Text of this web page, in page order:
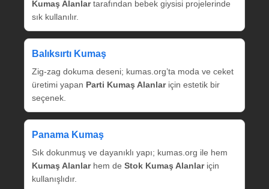
Kumaş Alanlartarafından bebek giysisi projelerinde
sık kullanılır.
Balıksırtı Kumaş
Zig‑zag dokuma deseni; kumas.org’ta moda ve ceket
üretimi yapan Parti Kumaş Alanlariçin estetik bir
seçenek.
Panama Kumaş
Sık dokunmuş ve dayanıklı yapı; kumas.org ile hem
Kumaş Alanlarhem de Stok Kumaş Alanlariçin
kullanışlıdır.